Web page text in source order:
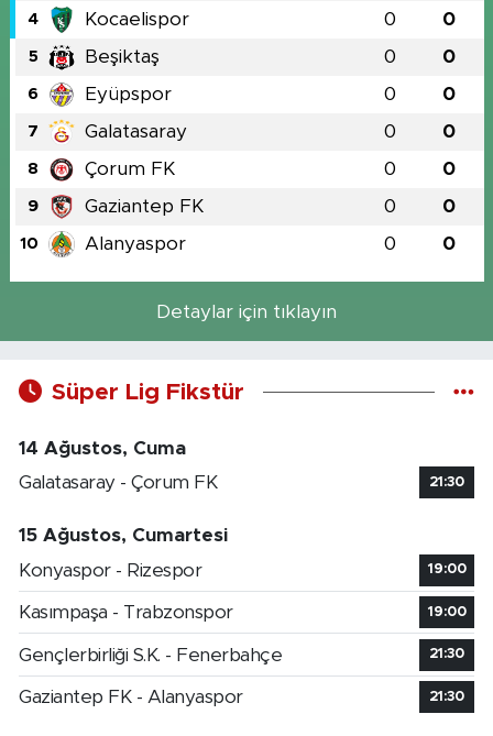
4 Kocaelispor 0 0
5 Beşiktaş 0 0
6 Eyüpspor 0 0
7 Galatasaray 0 0
8 Çorum FK 0 0
9 Gaziantep FK 0 0
10 Alanyaspor 0 0
Detaylar için tıklayın
Süper Lig Fikstür
14 Ağustos, Cuma
Galatasaray - Çorum FK
21:30
15 Ağustos, Cumartesi
Konyaspor - Rizespor
19:00
Kasımpaşa - Trabzonspor 19:00
Gençlerbirliği S.K. - Fenerbahçe 21:30
Gaziantep FK - Alanyaspor 21:30